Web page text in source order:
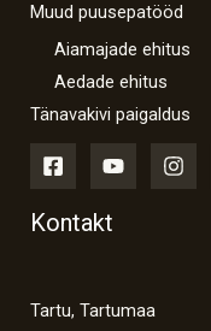
Muud puusepatööd
Aiamajade ehitus
Aedade ehitus
Tänavakivi paigaldus
Kontakt
Tartu, Tartumaa